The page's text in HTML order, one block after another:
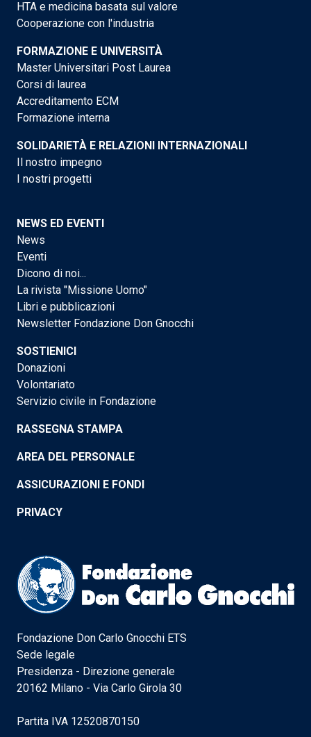
HTA e medicina basata sul valore
Cooperazione con l'industria
FORMAZIONE E UNIVERSITÀ
Master Universitari Post Laurea
Corsi di laurea
Accreditamento ECM
Formazione interna
SOLIDARIETÀ E RELAZIONI INTERNAZIONALI
Il nostro impegno
I nostri progetti
NEWS ED EVENTI
News
Eventi
Dicono di noi...
La rivista "Missione Uomo"
Libri e pubblicazioni
Newsletter Fondazione Don Gnocchi
SOSTIENICI
Donazioni
Volontariato
Servizio civile in Fondazione
RASSEGNA STAMPA
AREA DEL PERSONALE
ASSICURAZIONI E FONDI
PRIVACY
Fondazione Don Carlo Gnocchi ETS
Sede legale
Presidenza - Direzione generale
20162 Milano - Via Carlo Girola 30
Partita IVA 12520870150